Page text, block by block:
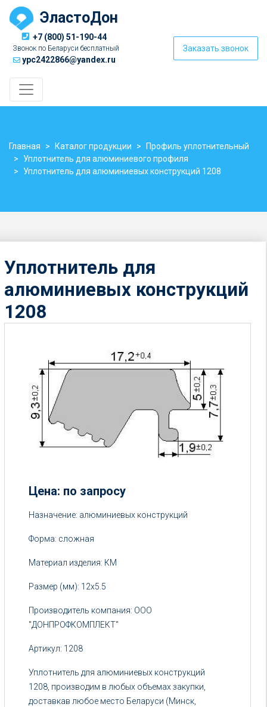
ЭластоДон
+7 (800) 51-190-44
Звонок по Беларуси бесплатный
ypc2422866@yandex.ru
Заказать звонок
Главная Каталог продукции
Профиль уплотнительный
Уплотнитель для алюминиевого профиля
Уплотнитель для алюминиевых конструкций 1208
Уплотнитель для
алюминиевых конструкций
1208
Цена: по запросу
Цена:
5
руб.
Назначение: алюминиевых конструкций
Форма: сложная
Материал изделия: КМ
Размер (мм): 12х5.5
Производитель компания: ООО
"ДОНПРОФКОМПЛЕКТ"
Артикул: 1208
Уплотнитель для алюминиевых конструкций
1208, производим в любых объемах закупки,
доставкав любое место Беларуси (Минск,